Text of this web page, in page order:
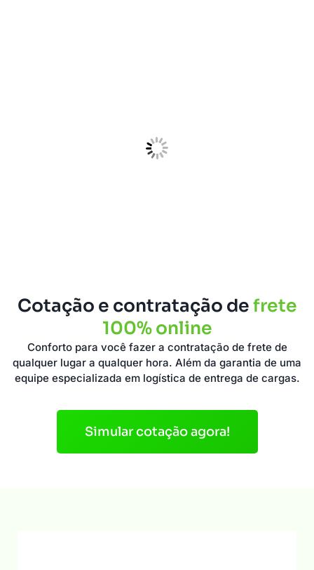
Cotação e contratação defrete
100% online
Conforto para você fazer a contratação de frete de
qualquer lugar a qualquer hora. Além da garantia de uma
equipe especializada em logística de entrega de cargas.
Simular cotação agora!